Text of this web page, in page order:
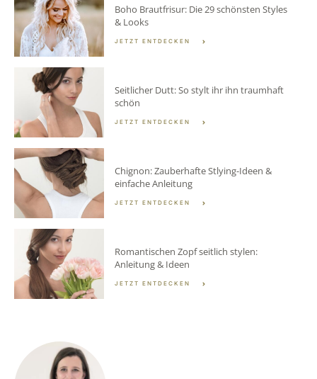
Boho Brautfrisur: Die 29 schönsten Styles
& Looks
JETZT ENTDECKEN
Seitlicher Dutt: So stylt ihr ihn traumhaft
schön
JETZT ENTDECKEN
Chignon: Zauberhafte Stlying-Ideen &
einfache Anleitung
JETZT ENTDECKEN
Romantischen Zopf seitlich stylen:
Anleitung & Ideen
JETZT ENTDECKEN